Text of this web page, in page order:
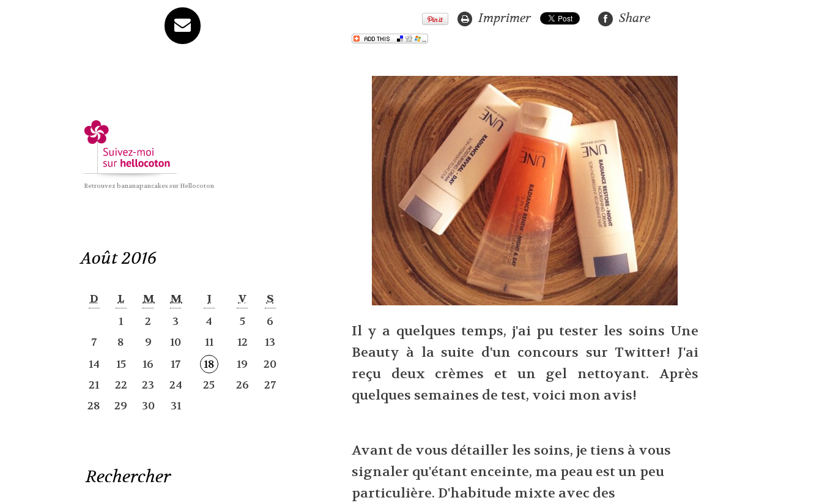
Retrouvez bananapancakes sur Hellocoton
Août 2016
D L M M J V
S
1
2 3 4 5
6
7
8 9 10 11 12
13
14
15 16 17 18 19
20
21
22 23 24 25 26
27
28
29 30 31
Rechercher
Imprimer Share
Il y a quelques temps, j'ai pu tester les soins Une
Beauty à la suite d'un concours sur Twitter! J'ai
reçu deux crèmes et un gel nettoyant. Après
quelques semaines de test, voici mon avis!
Avant de vous détailler les soins, je tiens à vous
signaler qu'étant enceinte, ma peau est un peu
particulière. D'habitude mixte avec des